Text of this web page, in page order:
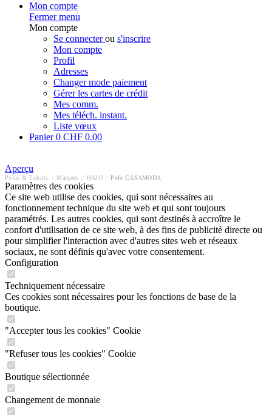
Mon compte
Fermer menu
Mon compte
Se connecterou s'inscrire
Mon compte
Profil
Adresses
Changer mode paiement
Gérer les cartes de crédit
Mes comm.
Mes téléch. instant.
Liste vœux
Panier0 CHF 0.00
Aperçu
Polos & T-shirts Marques HAJO Polo CASAMODA
Paramètres des cookies
Ce site web utilise des cookies, qui sont nécessaires au
fonctionnement technique du site web et qui sont toujours
paramétrés. Les autres cookies, qui sont destinés à accroître le
confort d'utilisation de ce site web, à des fins de publicité directe ou
pour simplifier l'interaction avec d'autres sites web et réseaux
sociaux, ne sont définis qu'avec votre consentement.
Configuration
Techniquement nécessaire
Ces cookies sont nécessaires pour les fonctions de base de la
boutique.
"Accepter tous les cookies" Cookie
"Refuser tous les cookies" Cookie
Boutique sélectionnée
Changement de monnaie